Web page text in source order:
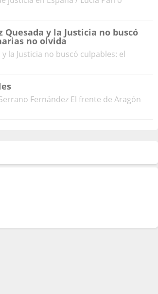
y la Justicia no buscó
no olvida
la Justicia no buscó culpables: el
Fernández El frente de Aragón